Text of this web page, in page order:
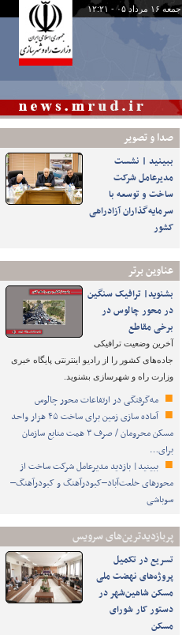
جمعه ۱۶ مرداد ۰۵ - ۱۲:۲۱
صدا و تصوير
ببینید | نشست
مدیرعامل شرکت
ساخت و توسعه با
سرمایه‌گذاران آزادراهی
کشور
عناوین برتر
بشنوید| ترافیک سنگین
در محور چالوس در
برخی مقاطع
آخرین وضعیت ترافیکی
جاده‌های کشور را از رادیو اینترنتی پایگاه خبری
وزارت راه و شهرسازی بشنوید.
مه‌گرفتگی در ارتفاعات محور چالوس
آماده سازی زمین برای ساخت ۴۵ هزار واحد
مسکن محرومان / صرف ۳ همت منابع سازمان
برای…
ببینید| بازدید مدیرعامل شرکت ساخت از
محورهای خلعت‌آباد–کبودرآهنگ و کبودرآهنگ–
سوباشی
پربازدیدترین‌های سرویس
تسریع در تکمیل
پروژه‌های نهضت ملی
مسکن شاهین‌شهر در
دستور کار شورای
مسکن